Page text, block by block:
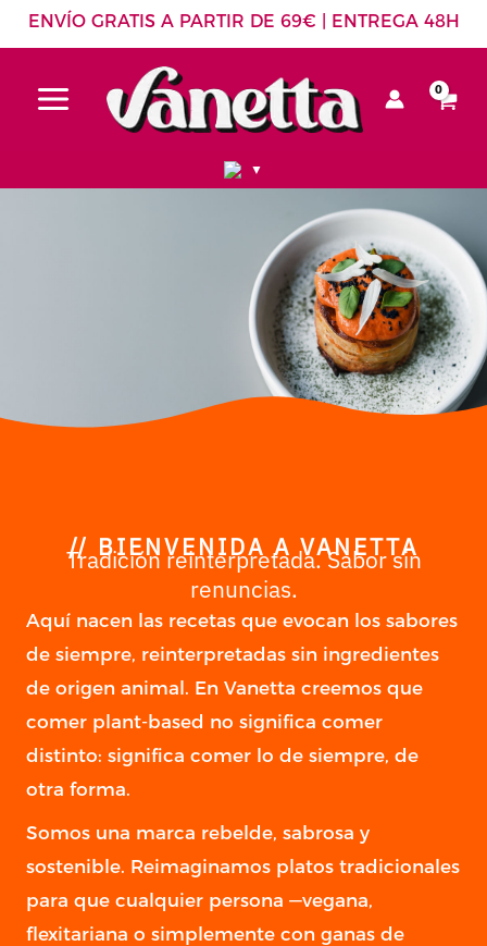
al
contenido
ENVÍO GRATIS A PARTIR DE 69€ | ENTREGA 48H
▼
// BIENVENIDA A VANETTA
Tradición reinterpretada. Sabor sin
renuncias.
Aquí nacen las recetas que evocan los sabores
de siempre, reinterpretadas sin ingredientes
de origen animal. En Vanetta creemos que
comer plant-based no significa comer
distinto: significa comer lo de siempre, de
otra forma.
Somos una marca rebelde, sabrosa y
sostenible. Reimaginamos platos tradicionales
para que cualquier persona —vegana,
flexitariana o simplemente con ganas de